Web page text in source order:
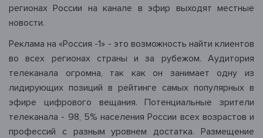
регионах России на канале в эфир выходят местные
новости.
Реклама на «Россия -1» - это возможность найти клиентов
во всех регионах страны и за рубежом. Аудитория
телеканала огромна, так как он занимает одну из
лидирующих позиций в рейтинге самых популярных в
эфире цифрового вещания. Потенциальные зрители
телеканала - 98, 5% населения России всех возрастов и
профессий с разным уровнем достатка. Размещение